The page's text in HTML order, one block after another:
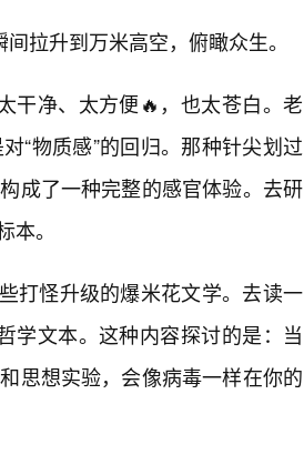
拉升到万米高空，俯瞰众生。
干净、太方便🔥，也太苍白。老
“物质感”的回归。那种针尖划过
成了一种完整的感官体验。去研
。
打怪升级的爆米花文学。去读一
学文本。这种内容探讨的是：当
思想实验，会像病毒一样在你的